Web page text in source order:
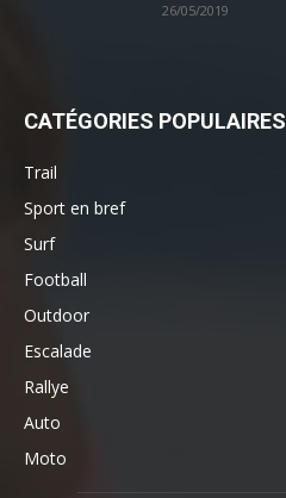
26/05/2019
CATÉGORIES POPULAIRES
Trail
Sport en bref
Surf
Football
Outdoor
Escalade
Rallye
Auto
Moto